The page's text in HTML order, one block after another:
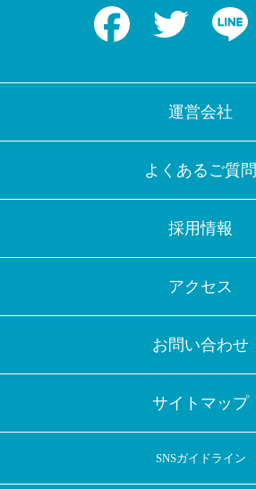
Facebook Twitter
運営会社
よくあるご質問
採用情報
アクセス
お問い合わせ
サイトマップ
SNSガイドライン